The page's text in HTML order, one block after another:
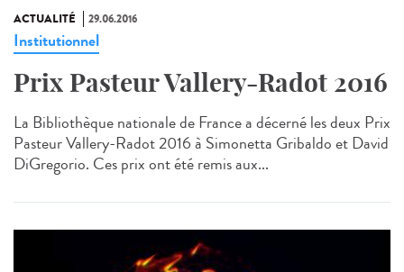
ACTUALITÉ 29.06.2016
Institutionnel
Prix Pasteur Vallery-Radot 2016
La Bibliothèque nationale de France a décerné les deux Prix
Pasteur Vallery-Radot 2016 à Simonetta Gribaldo et David
DiGregorio. Ces prix ont été remis aux...